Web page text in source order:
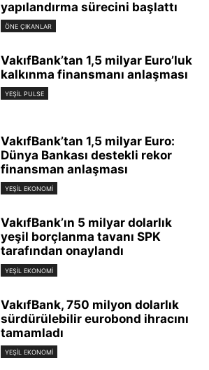
yapılandırma sürecini başlattı
ÖNE ÇIKANLAR
VakıfBank’tan 1,5 milyar Euro’luk
kalkınma finansmanı anlaşması
YEŞIL PULSE
VakıfBank’tan 1,5 milyar Euro:
Dünya Bankası destekli rekor
finansman anlaşması
YEŞIL EKONOMI
VakıfBank’ın 5 milyar dolarlık
yeşil borçlanma tavanı SPK
tarafından onaylandı
YEŞIL EKONOMI
VakıfBank, 750 milyon dolarlık
sürdürülebilir eurobond ihracını
tamamladı
YEŞIL EKONOMI